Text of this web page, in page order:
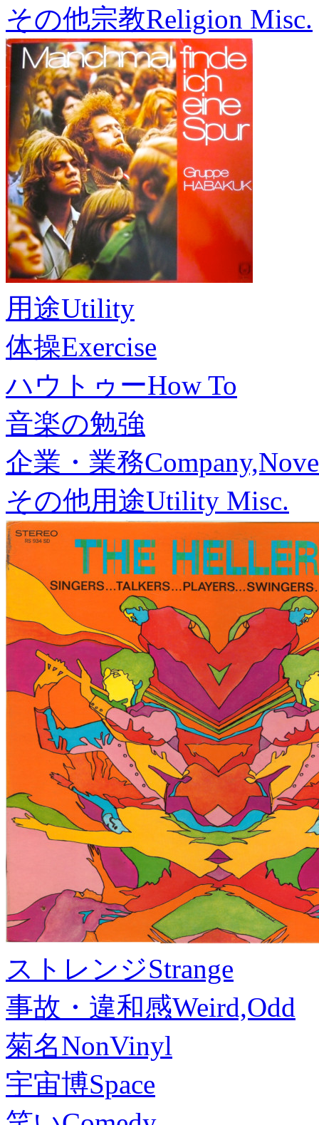
その他宗教Religion Misc.
用途Utility
体操Exercise
ハウトゥーHow To
音楽の勉強
企業・業務
その他用途Utility Misc.
ストレンジStrange
事故・違和感Weird,Odd
菊名NonVinyl
宇宙博Space